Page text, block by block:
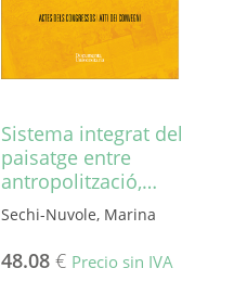
Sistema integrat del
paisatge entre
antropolització,…
Sechi-Nuvole, Marina
48.08 € Precio sin IVA